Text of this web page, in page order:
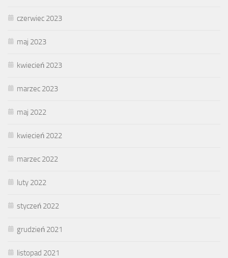
czerwiec 2023
maj 2023
kwiecień 2023
marzec 2023
maj 2022
kwiecień 2022
marzec 2022
luty 2022
styczeń 2022
grudzień 2021
listopad 2021